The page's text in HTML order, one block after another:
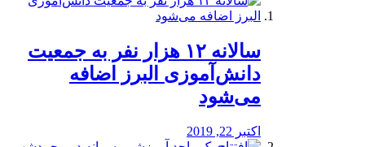
️سالانه ۱۲ هزار نفر به جمعیت
دانش‌آموزی البرز اضافه
می‌شود
اکتبر 22, 2019